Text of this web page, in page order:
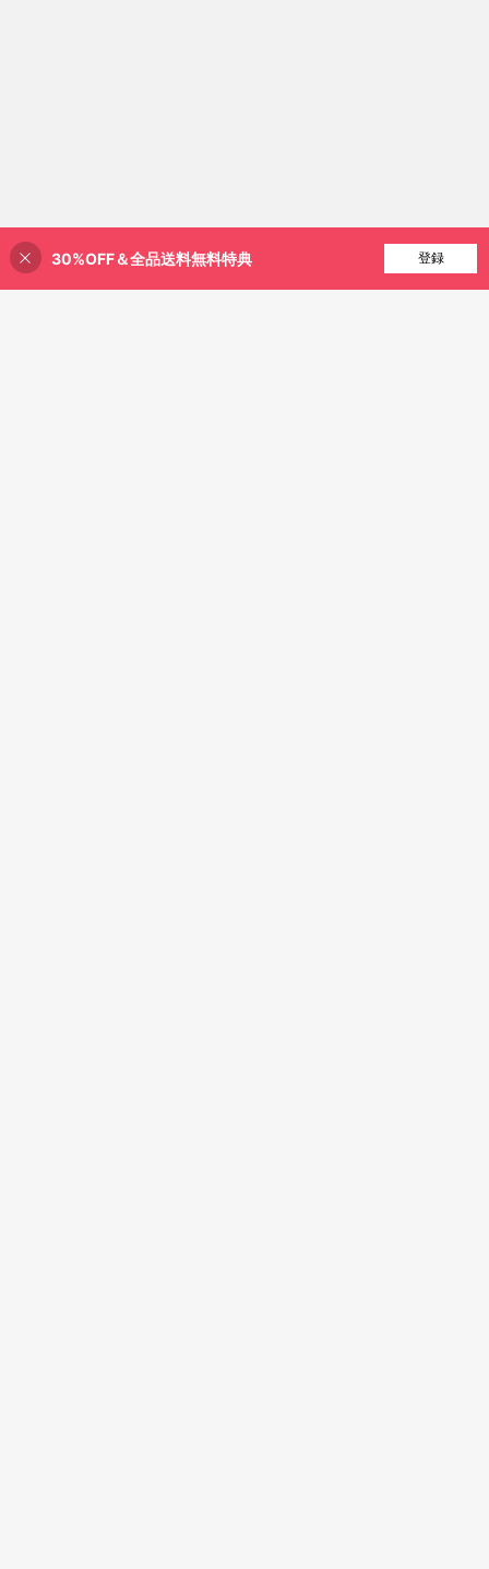
22% 割引！ 買い物かごに追加
30%OFF＆全品送料無料特典 登録